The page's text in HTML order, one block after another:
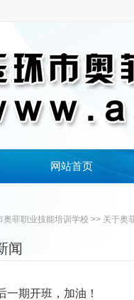
网站首页
奥菲职业技能培训学校 >> 关于奥
闻
一期开班，加油！